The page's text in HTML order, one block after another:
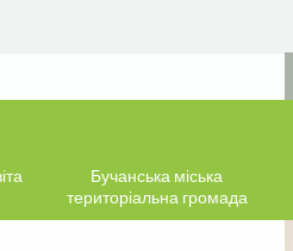
Бучанська міська
територіальна громада